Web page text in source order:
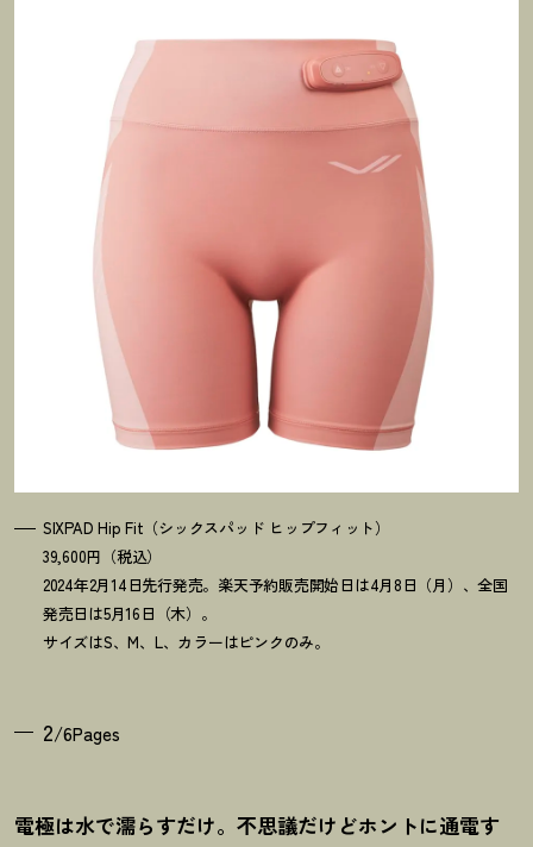
SIXPAD Hip Fit（シックスパッド ヒップフィット）
39,600円（税込）
2024年2月14日先行発売。楽天予約販売開始日は4月8日（月）、全国
発売日は5月16日（木）。
サイズはS、M、L、カラーはピンクのみ。
2/6Pages
電極は水で濡らすだけ。不思議だけどホントに通電す